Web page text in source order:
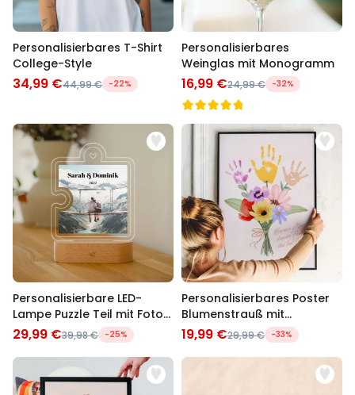
Personalisierbares T-Shirt
College-Style
34,99 €44,99 € -22%
Personalisierbares
Weinglas mit Monogramm
16,99 €24,99 € -32%
Personalisierbare LED-
Lampe Puzzle Teil mit Foto
und Text
29,99 €39,98 € -25%
Personalisierbares Poster
Blumenstrauß mit
Handabdruck
19,99 €29,99 € -33%